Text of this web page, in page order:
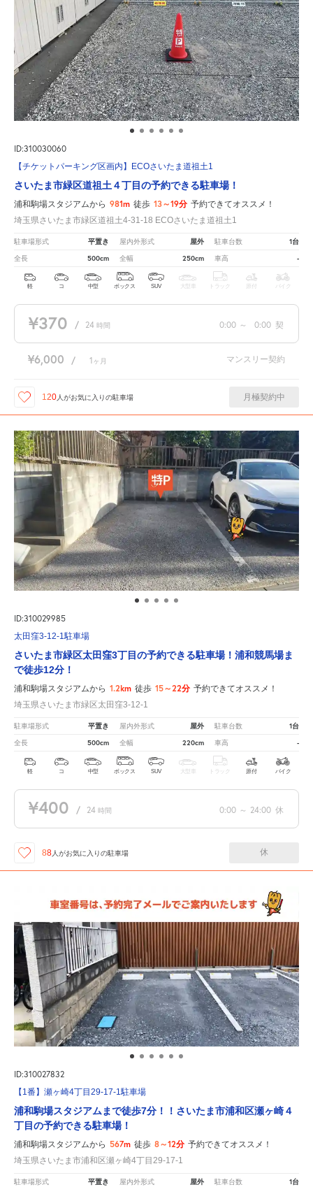
ID:310030060
【チケットパーキング区画内】ECOさいたま道祖土1
さいたま市緑区道祖土４丁目の予約できる駐車場！
浦和駒場スタジアムから 981m 徒歩 13～19分 予約できてオススメ！
埼玉県さいたま市緑区道祖土4-31-18 ECOさいたま道祖土1
駐車場形式 平置き 屋内外形式 屋外 駐車台数 1台
全長 500cm 全幅 250cm 車高 -
軽 コ 中型 ボックス SUV 大型車 トラック 原付 バイク
¥370 / 24 時間 0:00 ～ 0:00 契
¥6,000 / 1 ヶ月 マンスリー契約
120人がお気に入りの駐車場 月極契約中
ID:310029985
太田窪3-12-1駐車場
さいたま市緑区太田窪3丁目の予約できる駐車場！浦和競馬場ま
で徒歩12分！
浦和駒場スタジアムから 1.2km 徒歩 15～22分 予約できてオススメ！
埼玉県さいたま市緑区太田窪3-12-1
駐車場形式 平置き 屋内外形式 屋外 駐車台数 1台
全長 500cm 全幅 220cm 車高 -
軽 コ 中型 ボックス SUV 大型車 トラック 原付 バイク
¥400 / 24 時間 0:00 ～ 24:00 休
88 人がお気に入りの駐車場 休
ID:310027832
【1番】瀬ヶ崎4丁目29-17-1駐車場
浦和駒場スタジアムまで徒歩7分！！さいたま市浦和区瀬ヶ崎４
丁目の予約できる駐車場！
浦和駒場スタジアムから 567m 徒歩 8～12分 予約できてオススメ！
埼玉県さいたま市浦和区瀬ヶ崎4丁目29-17-1
駐車場形式 平置き 屋内外形式 屋外 駐車台数 1台